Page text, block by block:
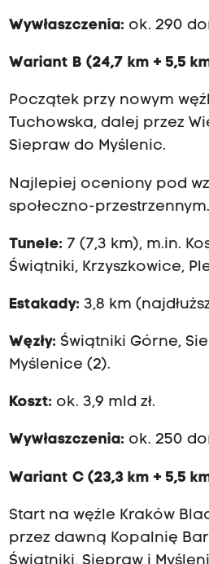
Wywłaszczenia: ok. 290
Wariant B (24,7 km + 5,5
Początek przy nowym
Tuchowska, dalej przez
Siepraw do Myślenic.
Najlepiej oceniony pod
społeczno-przestrzennym.
Tunele: 7 (7,3 km), m.in.
Świątniki, Krzyszkowice,
Estakady: 3,8 km
Węzły: Świątniki Górne,
Myślenice (2).
Koszt: ok. 3,9 mld zł.
Wywłaszczenia: ok. 250
Wariant C (23,3 km + 5,5
Start na węźle Kraków
przez dawną Kopalnię